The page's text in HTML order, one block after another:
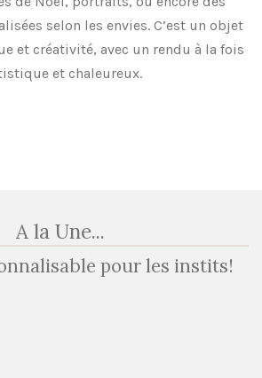
selon les envies. C’est un objet
et créativité, avec un rendu à la fois
et chaleureux.
A la Une...
pour les instits!